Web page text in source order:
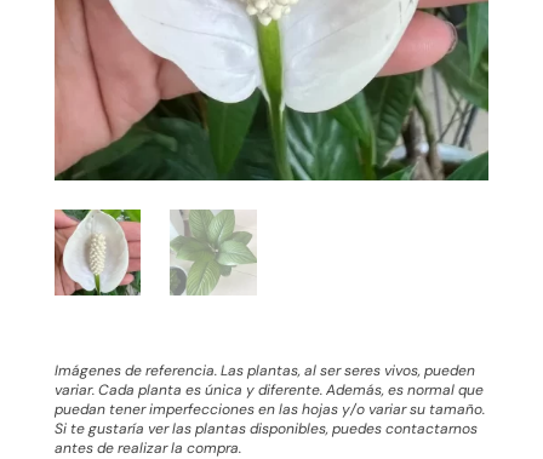
Imágenes de referencia. Las plantas, al ser seres vivos, pueden
variar. Cada planta es única y diferente. Además, es normal que
puedan tener imperfecciones en las hojas y/o variar su tamaño.
Si te gustaría ver las plantas disponibles, puedes contactarnos
antes de realizar la compra.